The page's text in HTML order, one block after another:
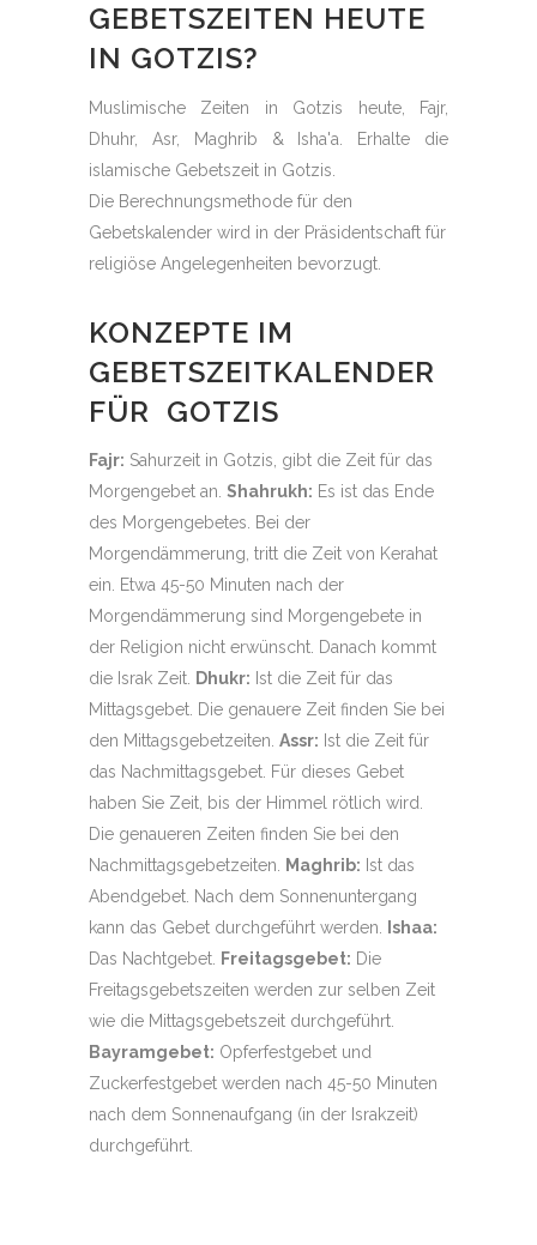
GEBETSZEITEN HEUTE
IN GOTZIS?
Muslimische Zeiten in Gotzis heute, Fajr,
Dhuhr, Asr, Maghrib & Isha'a. Erhalte die
islamische Gebetszeit in Gotzis.
Die Berechnungsmethode für den
Gebetskalender wird in der Präsidentschaft für
religiöse Angelegenheiten bevorzugt.
KONZEPTE IM
GEBETSZEITKALENDER
FÜR GOTZIS
Fajr: Sahurzeit in Gotzis, gibt die Zeit für das
Morgengebet an. Shahrukh: Es ist das Ende
des Morgengebetes. Bei der
Morgendämmerung, tritt die Zeit von Kerahat
ein. Etwa 45-50 Minuten nach der
Morgendämmerung sind Morgengebete in
der Religion nicht erwünscht. Danach kommt
die Israk Zeit.
Dhukr: Ist die Zeit für das
Mittagsgebet. Die genauere Zeit finden Sie bei
den Mittagsgebetzeiten. Assr: Ist die Zeit für
das Nachmittagsgebet. Für dieses Gebet
haben Sie Zeit, bis der Himmel rötlich wird.
Die genaueren Zeiten finden Sie bei den
Nachmittagsgebetzeiten.
Maghrib: Ist das
Abendgebet. Nach dem Sonnenuntergang
kann das Gebet durchgeführt werden.
Ishaa:
Das Nachtgebet.
Freitagsgebet: Die
Freitagsgebetszeiten werden zur selben Zeit
wie die Mittagsgebetszeit durchgeführt.
Bayramgebet: Opferfestgebet und
Zuckerfestgebet werden nach 45-50 Minuten
nach dem Sonnenaufgang (in der Israkzeit)
durchgeführt.